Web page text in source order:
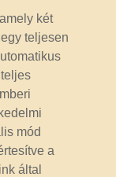
két
teljesen
mód
a
által